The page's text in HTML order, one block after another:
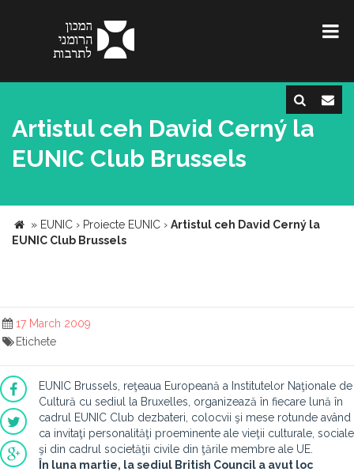
Artistul ceh David Cerný la
EUNIC Club Brussels
» EUNIC › Proiecte EUNIC › Artistul ceh David Cerný la
EUNIC Club Brussels
17 March 2009
Etichete
EUNIC Brussels, reţeaua Europeană a Institutelor Naţionale de
Cultură cu sediul la Bruxelles, organizează în fiecare lună în
cadrul EUNIC Club dezbateri, colocvii şi mese rotunde având
ca invitaţi personalităţi proeminente ale vieţii culturale, sociale
şi din cadrul societăţii civile din ţările membre ale UE.
În luna martie, la sediul British Council a avut loc